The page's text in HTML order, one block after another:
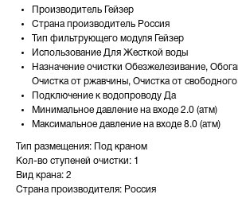
Производитель Гейзер
Страна производитель Россия
Тип фильтрующего модуля Гейзер
Использование Для Жесткой воды
Назначение очистки Обезжелезивание,
Очистка от ржавчины, Очистка от
Подключение к водопроводу Да
Минимальное давление на входе 2.0 (атм)
Максимальное давление на входе 8.0 (атм)
Тип размещения: Под краном
Кол-во ступеней очистки: 1
Вид крана: 2
Страна производителя: Россия